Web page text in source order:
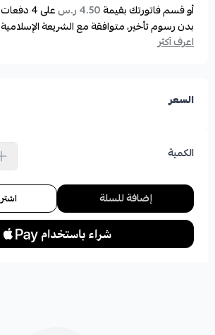
أو قسم فاتورتك بقيمة4.50 ر.س على4دفعات
بدون رسوم تأخير، متوافقة مع الشريعة الإسلامية
اعرف أكثر
السعر
الكمية
إضافة للسلة